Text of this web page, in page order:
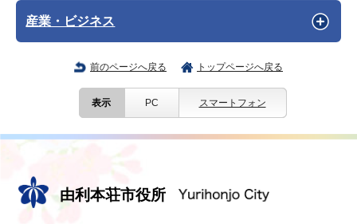
産業・ビジネス
前のページへ戻る トップページへ戻る
表示 PC スマートフォン
由利本荘市役所